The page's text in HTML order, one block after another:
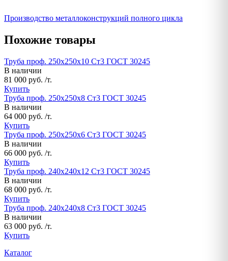
Производство металлоконструкций полного цикла
Похожие товары
Труба проф. 250х250х10 Ст3 ГОСТ 30245
В наличии
81 000 руб. /т.
Купить
Труба проф. 250х250х8 Ст3 ГОСТ 30245
В наличии
64 000 руб. /т.
Купить
Труба проф. 250х250х6 Ст3 ГОСТ 30245
В наличии
66 000 руб. /т.
Купить
Труба проф. 240х240х12 Ст3 ГОСТ 30245
В наличии
68 000 руб. /т.
Купить
Труба проф. 240х240х8 Ст3 ГОСТ 30245
В наличии
63 000 руб. /т.
Купить
Каталог